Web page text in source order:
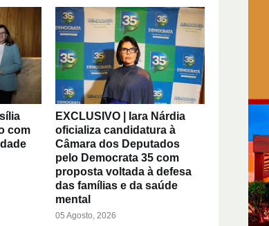
com
EXCLUSIVO | Iara Nárdia
oficializa candidatura à
Câmara dos Deputados
pelo Democrata 35 com
proposta voltada à defesa
das famílias e da saúde
mental
05 Agosto, 2026